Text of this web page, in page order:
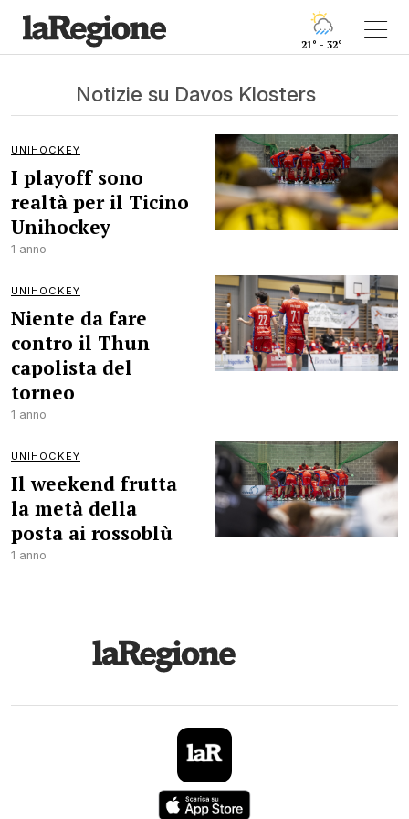
21° - 32°
Notizie su Davos Klosters
UNIHOCKEY
I playoff sono
realtà per il Ticino
Unihockey
1 anno
UNIHOCKEY
Niente da fare
contro il Thun
capolista del
torneo
1 anno
UNIHOCKEY
Il weekend frutta
la metà della
posta ai rossoblù
1 anno